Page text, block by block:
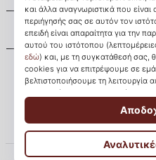
Εξυπηρέτηση πελατών